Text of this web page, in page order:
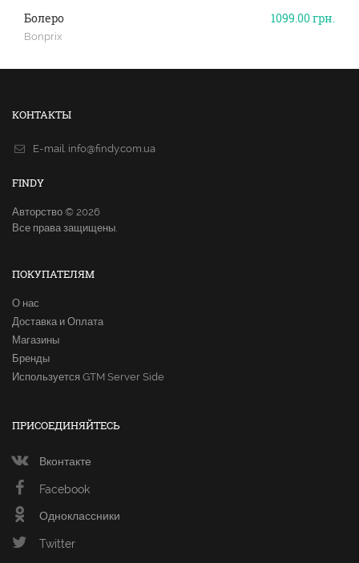
1099.00грн.
Болеро
Bonprix
КОНТАКТЫ
E-mail. info@findy.com.ua
FINDY
Авторство © 2026
Все права защищены.
ПОКУПАТЕЛЯМ
О нас
Доставка и Оплата
Магазины
Бренды
Используется GTM Server Side
ПРИСОЕДИНЯЙТЕСЬ
Вконтакте
Facebook
Одноклассники
Twitter